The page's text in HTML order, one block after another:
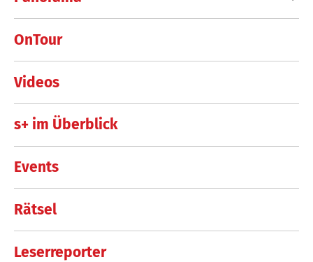
OnTour
Videos
s+ im Überblick
Events
Rätsel
Leserreporter